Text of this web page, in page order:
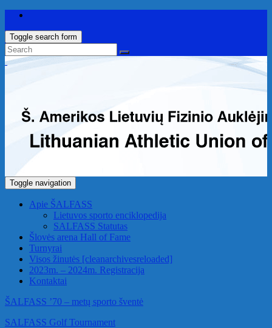
Toggle search form
Toggle navigation
Apie ŠALFASS
Lietuvos sporto enciklopedija
SALFASS Statutas
Šlovės arena Hall of Fame
Turnyrai
Visos žinutės [cleanarchivesreloaded]
2023m. – 2024m. Registracija
Kontaktai
ŠALFASS ’70 – metų sporto šventė
SALFASS Golf Tournament